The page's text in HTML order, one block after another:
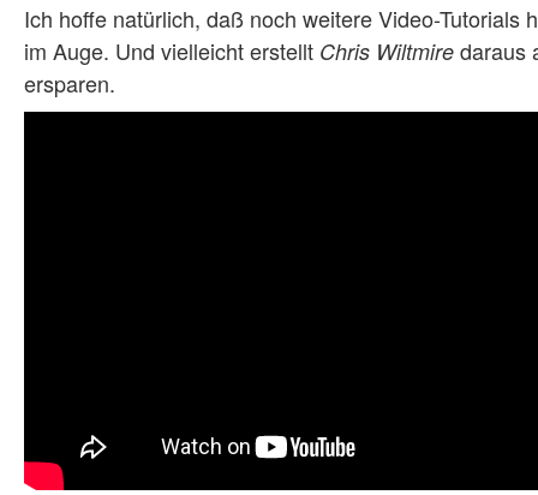
Ich hoffe natürlich, daß noch weitere Video-
im Auge. Und vielleicht erstellt Chris Wiltmire daraus
ersparen.